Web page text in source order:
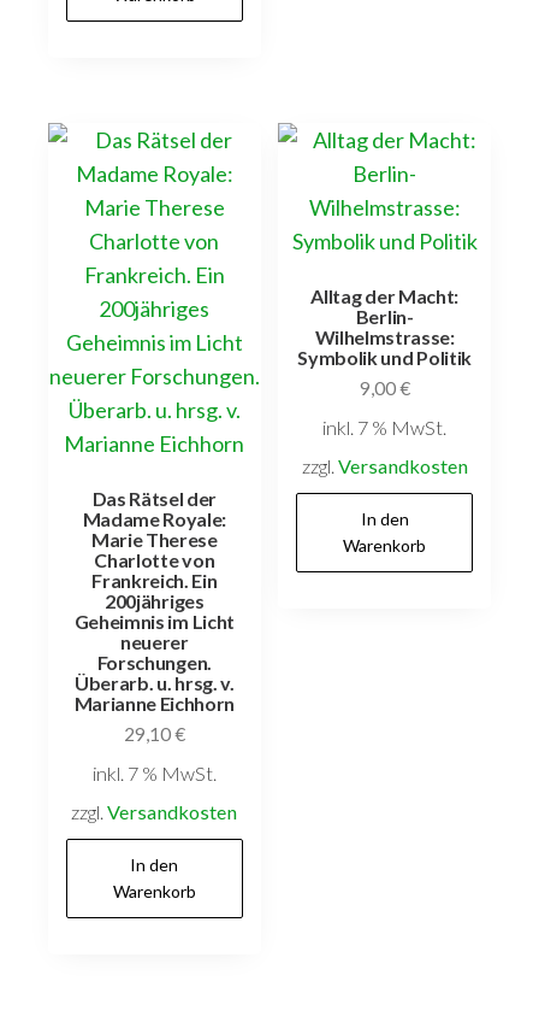
Das Rätsel der
Madame Royale:
Marie Therese
Charlotte von
Frankreich. Ein
200jähriges
Geheimnis im Licht
neuerer
Forschungen.
Überarb. u. hrsg. v.
Marianne Eichhorn
29,10€
inkl. 7 % MwSt.
zzgl.Versandkosten
In den
Warenkorb
Alltag der Macht:
Berlin-
Wilhelmstrasse:
Symbolik und Politik
9,00€
inkl. 7 % MwSt.
zzgl. Versandkosten
In den
Warenkorb